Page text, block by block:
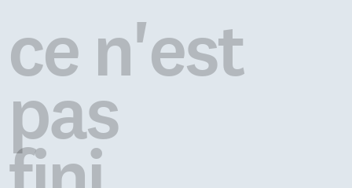
tablette garnie de deux rangées
de verres à demi remplis des
différents crus à apprécier.
Carte des […]
pépites au soleil des Caraïbes.
La magie du […]
ce n'est
pas